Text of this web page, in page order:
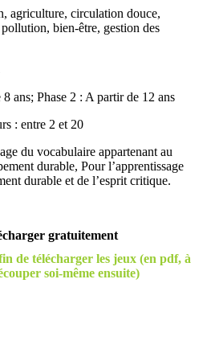
agriculture, circulation douce,
bien-être, gestion des
ans; Phase 2 : A partir de 12 ans
: entre 2 et 20
du vocabulaire appartenant au
durable, Pour l’apprentissage
durable et de l’esprit critique.
gratuitement
de télécharger les jeux (en pdf, à
soi-même ensuite)